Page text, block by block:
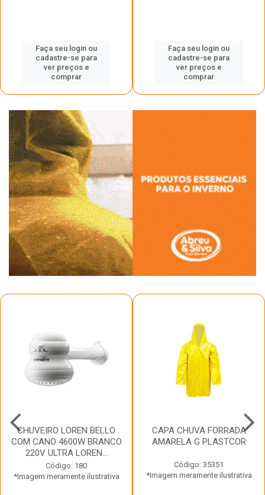
Faça seu login ou
cadastre-se para
ver preços e
comprar
Faça seu login ou
cadastre-se para
ver preços e
comprar
CHUVEIRO LOREN BELLO
COM CANO 4600W BRANCO
220V ULTRA LOREN...
Código: 180
*Imagem meramente ilustrativa
CAPA CHUVA FORRADA
AMARELA G PLASTCOR
Código: 35351
*Imagem meramente ilustrativa